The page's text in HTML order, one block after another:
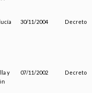
30/11/2004 Decreto
y
07/11/2002 Decreto